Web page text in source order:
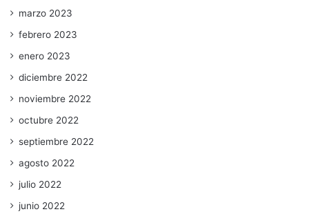
marzo 2023
febrero 2023
enero 2023
diciembre 2022
noviembre 2022
octubre 2022
septiembre 2022
agosto 2022
julio 2022
junio 2022